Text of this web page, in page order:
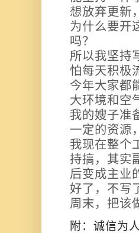
想放弃更新
为什么要开
吗？
所以我坚持
怕每天积极
今年大家都
大环境和空
我的嫂子准
一定的资源
我现在整个
持搞，其实
后变成主业
好了，不写
周末，把该
附：诚信为